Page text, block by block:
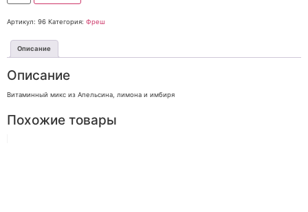
Артикул: 96 Категория: Фреш
Описание
Описание
Витаминный микс из Апельсина, лимона и имбиря
Похожие товары